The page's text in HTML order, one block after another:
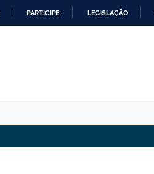
PARTICIPE LEGISLAÇÃO